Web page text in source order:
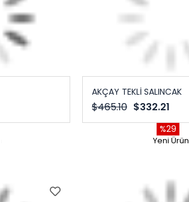
AKÇAY TEKLİ SALINCAK
$332.21
$465.10
%29
Yeni Ürün